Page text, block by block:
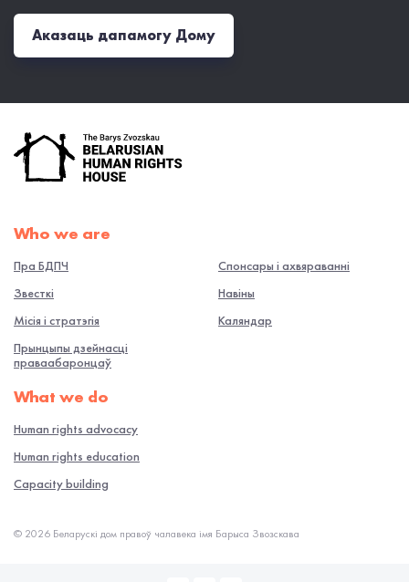
Аказаць дапамогу Дому
Who we are
Пра БДПЧ
Звесткі
Місія і стратэгія
Прынцыпы дзейнасці
праваабаронцаў
Спонсары і ахвяраванні
Навiны
Каляндар
What we do
Human rights advocacy
Human rights education
Capacity building
© 2026 Беларускі дом правоў чалавека імя Барыса Звозскава